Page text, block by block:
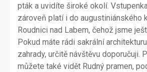
pták a uvidíte široké okolí.
zároveň platí i do augustiniánského
Roudnici nad Labem, čehož jsme
Pokud máte rádi sakrální
zahrady, určitě návštěvu doporučuji.
můžete také vidět Rudný pramen,